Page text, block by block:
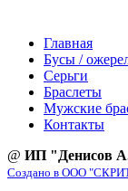
Главная
Бусы /
Серьги
Браслеты
Мужские
Контакты
@ ИП "Денисов
Создано в ООО